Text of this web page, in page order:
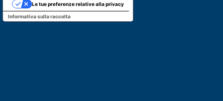
Informativa sulla raccolta
Le tue preferenze relative alla privacy